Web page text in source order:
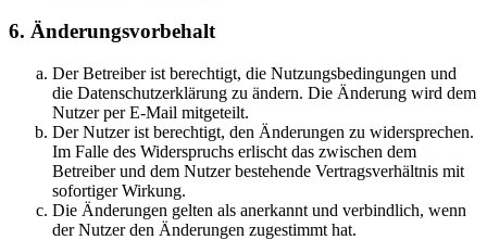
6. Änderungsvorbehalt
Der Betreiber ist berechtigt, die Nutzungsbedingungen und
die Datenschutzerklärung zu ändern. Die Änderung wird dem
Nutzer per E-Mail mitgeteilt.
Der Nutzer ist berechtigt, den Änderungen zu widersprechen.
Im Falle des Widerspruchs erlischt das zwischen dem
Betreiber und dem Nutzer bestehende Vertragsverhältnis mit
sofortiger Wirkung.
Die Änderungen gelten als anerkannt und verbindlich, wenn
der Nutzer den Änderungen zugestimmt hat.